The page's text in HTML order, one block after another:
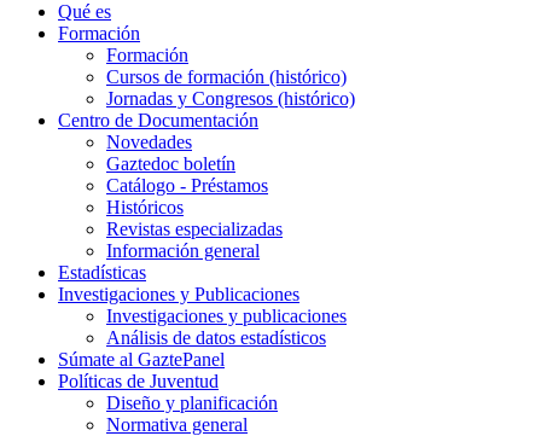
Qué es
Formación
Formación
Cursos de formación (histórico)
Jornadas y Congresos (histórico)
Centro de Documentación
Novedades
Gaztedoc boletín
Catálogo - Préstamos
Históricos
Revistas especializadas
Información general
Estadísticas
Investigaciones y Publicaciones
Investigaciones y publicaciones
Análisis de datos estadísticos
Súmate al GaztePanel
Políticas de Juventud
Diseño y planificación
Normativa general